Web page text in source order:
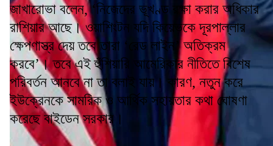
জাখারোভা বলেন, ‘নিজেদের ভূখণ্ড রক্ষা করার অধিকার
রাশিয়ার আছে। ওয়াশিংটন যদি কিয়েভকে দূরপাল্লার
ক্ষেপণাস্ত্র দেয় তবে তারা ‘রেড লাইন’ অতিক্রম
করবে’। তবে এই হুঁশিয়ারি আমেরিকার নীতিতে বিশেষ
পরিবর্তন আনবে না তা বলাই যায়। কারণ, নতুন করে
ইউক্রেনকে সামরিক ও আর্থিক সহায়তার কথা ঘোষণা
করেছে বাইডেন সরকার।